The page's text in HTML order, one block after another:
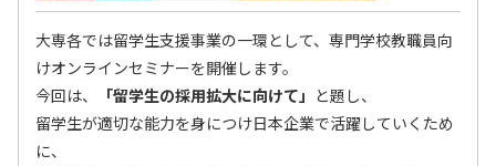
大専各では留学生支援事業の一環として、専門学校教職員向
けオンラインセミナーを開催します。
今回は、
「留学生の採用拡大に向けて」 と題し、
留学生が適切な能力を身につけ日本企業で活躍していくため
に、